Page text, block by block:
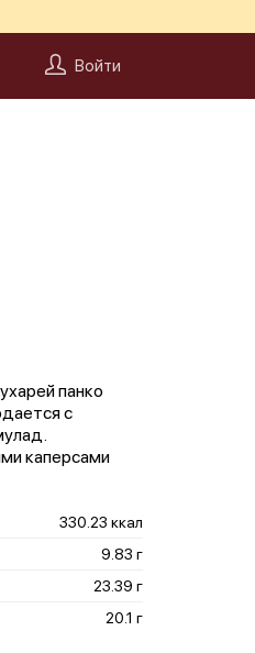
Войти
панко
с
каперсами
330.23 ккал
9.83 г
23.39 г
20.1 г